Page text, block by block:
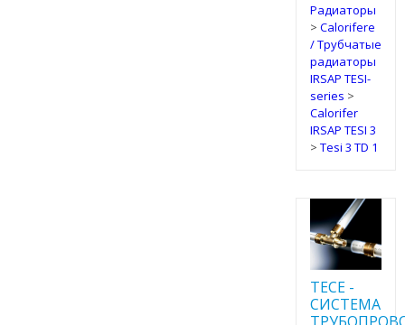
Радиаторы
> Calorifere
/ Трубчатые
радиаторы
IRSAP TESI-
series >
Calorifer
IRSAP TESI 3
> Tesi 3 TD 1
TECE -
CИСТЕМА